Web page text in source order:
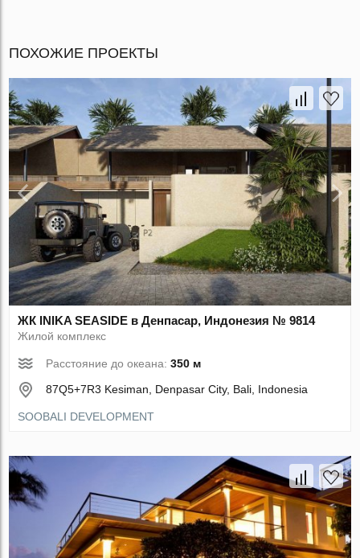
ПОХОЖИЕ ПРОЕКТЫ
ЖК INIKA SEASIDE в Денпасар, Индонезия № 9814
Жилой комплекс
Расстояние до океана:350 м
87Q5+7R3 Kesiman, Denpasar City, Bali, Indonesia
SOOBALI DEVELOPMENT